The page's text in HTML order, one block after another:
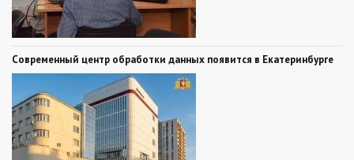
Современный центр обработки данных появится в Екатеринбурге